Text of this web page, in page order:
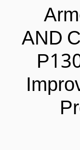
AND